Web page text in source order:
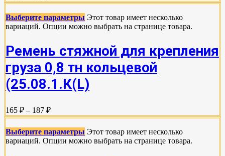
Выберите параметры Этот товар имеет несколько
вариаций. Опции можно выбрать на странице товара.
Ремень стяжной для крепления
груза 0,8 тн кольцевой
(25.08.1.К(L)
165 ₽ – 187 ₽
Выберите параметры Этот товар имеет несколько
вариаций. Опции можно выбрать на странице товара.